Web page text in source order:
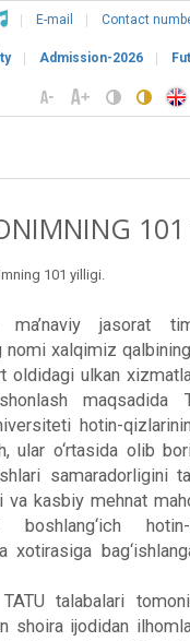
E-mail Contact
Admission-2026
101 yilligi.
ma’naviy jasorat
xalqimiz qalbining
oldidagi ulkan
maqsadida
hotin-
ular o‘rtasida olib
samaradorligini
va kasbiy mehnat
boshlang‘ich
xotirasiga
talabalari
shoira ijodidan